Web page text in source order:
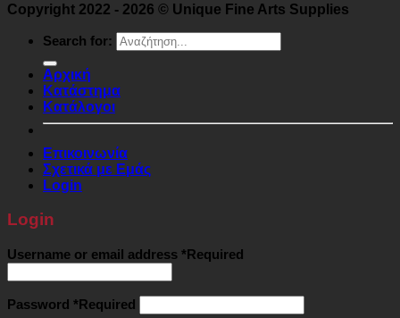
Copyright 2022 - 2026 © Unique Fine Arts Supplies
Search for:
Αρχική
Κατάστημα
Κατάλογοι
Επικοινωνία
Σχετικά με Εμάς
Login
Login
Username or email address *Required
Password *Required